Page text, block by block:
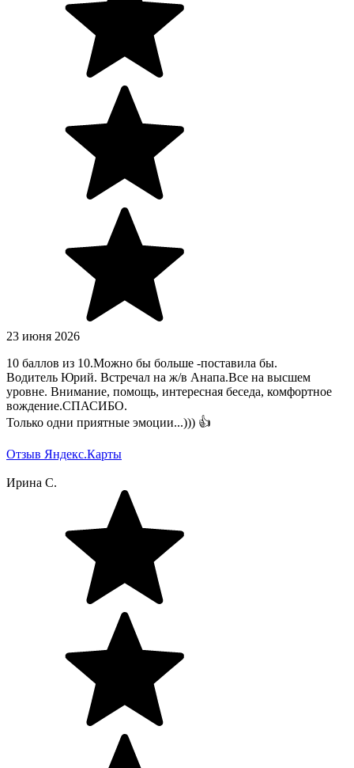
23 июня 2026
10 баллов из 10.Можно бы больше -поставила бы.
Водитель Юрий. Встречал на ж/в Анапа.Все на высшем
уровне. Внимание, помощь, интересная беседа, комфортное
вождение.СПАСИБО.
Только одни приятные эмоции...))) 👍
Отзыв Яндекс.Карты
Ирина С.